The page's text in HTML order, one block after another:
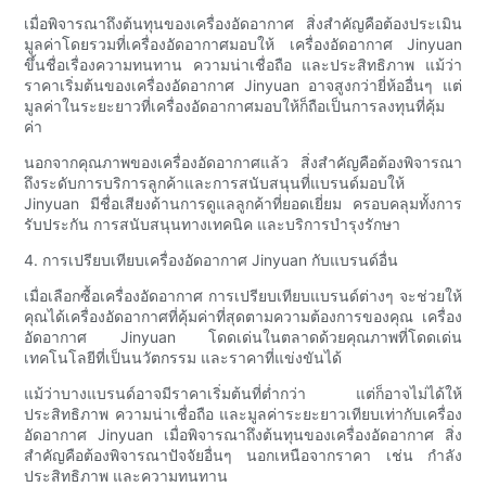
เมื่อพิจารณาถึงต้นทุนของเครื่องอัดอากาศ สิ่งสำคัญคือต้องประเมิน
มูลค่าโดยรวมที่เครื่องอัดอากาศมอบให้ เครื่องอัดอากาศ Jinyuan
ขึ้นชื่อเรื่องความทนทาน ความน่าเชื่อถือ และประสิทธิภาพ แม้ว่า
ราคาเริ่มต้นของเครื่องอัดอากาศ Jinyuan อาจสูงกว่ายี่ห้ออื่นๆ แต่
มูลค่าในระยะยาวที่เครื่องอัดอากาศมอบให้ก็ถือเป็นการลงทุนที่คุ้ม
ค่า
นอกจากคุณภาพของเครื่องอัดอากาศแล้ว สิ่งสำคัญคือต้องพิจารณา
ถึงระดับการบริการลูกค้าและการสนับสนุนที่แบรนด์มอบให้
Jinyuan มีชื่อเสียงด้านการดูแลลูกค้าที่ยอดเยี่ยม ครอบคลุมทั้งการ
รับประกัน การสนับสนุนทางเทคนิค และบริการบำรุงรักษา
4. การเปรียบเทียบเครื่องอัดอากาศ Jinyuan กับแบรนด์อื่น
เมื่อเลือกซื้อเครื่องอัดอากาศ การเปรียบเทียบแบรนด์ต่างๆ จะช่วยให้
คุณได้เครื่องอัดอากาศที่คุ้มค่าที่สุดตามความต้องการของคุณ เครื่อง
อัดอากาศ Jinyuan โดดเด่นในตลาดด้วยคุณภาพที่โดดเด่น
เทคโนโลยีที่เป็นนวัตกรรม และราคาที่แข่งขันได้
แม้ว่าบางแบรนด์อาจมีราคาเริ่มต้นที่ต่ำกว่า แต่ก็อาจไม่ได้ให้
ประสิทธิภาพ ความน่าเชื่อถือ และมูลค่าระยะยาวเทียบเท่ากับเครื่อง
อัดอากาศ Jinyuan เมื่อพิจารณาถึงต้นทุนของเครื่องอัดอากาศ สิ่ง
สำคัญคือต้องพิจารณาปัจจัยอื่นๆ นอกเหนือจากราคา เช่น กำลัง
ประสิทธิภาพ และความทนทาน